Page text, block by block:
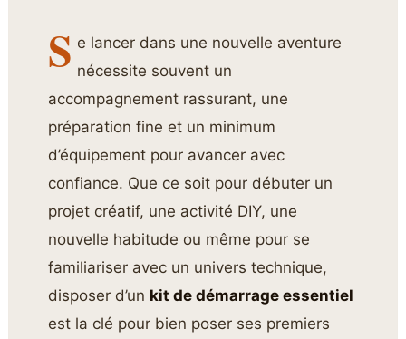
S e lancer dans une nouvelle aventure
nécessite souvent un
accompagnement rassurant, une
préparation fine et un minimum
d’équipement pour avancer avec
confiance. Que ce soit pour débuter un
projet créatif, une activité DIY, une
nouvelle habitude ou même pour se
familiariser avec un univers technique,
disposer d’un kit de démarrage essentiel
est la clé pour bien poser ses premiers